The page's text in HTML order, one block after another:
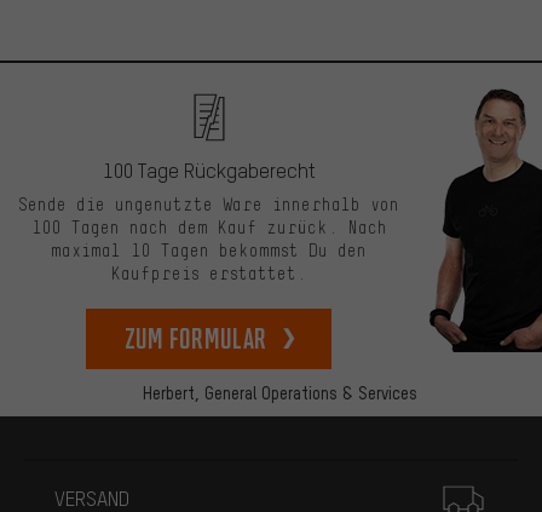
Herbert, General Operations & Services
100 Tage Rückgaberecht
Sende die ungenutzte Ware innerhalb von
100 Tagen nach dem Kauf zurück. Nach
maximal 10 Tagen bekommst Du den
Kaufpreis erstattet.
zum Formular
VERSAND